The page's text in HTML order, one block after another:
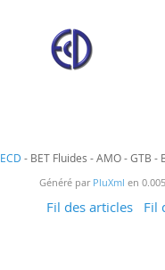
ECD - BET Fluides - AMO - GTB
Généré par PluXml en
Fil des articles Fil